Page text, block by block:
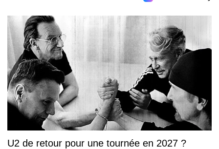
U2 de retour pour une tournée en 2027 ?